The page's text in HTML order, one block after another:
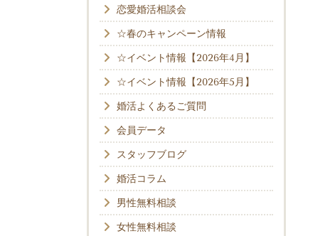
恋愛婚活相談会
☆春のキャンペーン情報
☆イベント情報【2026年4月】
☆イベント情報【2026年5月】
婚活よくあるご質問
会員データ
スタッフブログ
婚活コラム
男性無料相談
女性無料相談